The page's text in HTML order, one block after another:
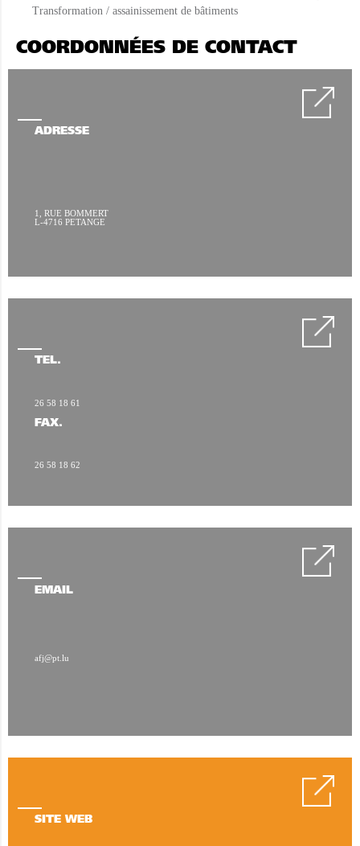
Transformation / assainissement de bâtiments
COORDONNÉES DE CONTACT
ADRESSE
1, RUE BOMMERT
L-4716 PETANGE
TÉL.
26 58 18 61
FAX.
26 58 18 62
EMAIL
afj@pt.lu
SITE WEB